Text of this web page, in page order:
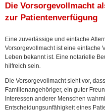
Die Vorsorgevollmacht
zur Patientenverfügung
Eine zuverlässige und einfache
Vorsorgevollmacht ist eine einfache
Leben bekannt ist. Eine notarielle
hilfreich sein.
Die Vorsorgevollmacht sieht vor,
Familienangehöriger, ein guter
Interessen anderer Menschen
Entscheidungsunfähigkeit eines